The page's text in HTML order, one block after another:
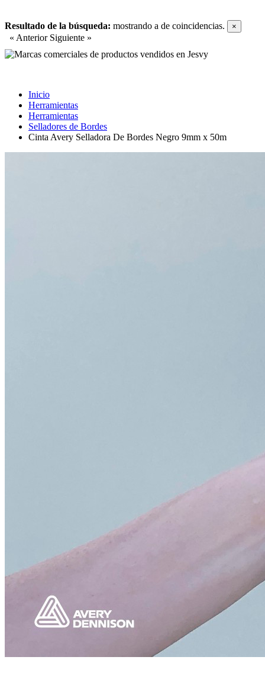
Resultado de la búsqueda: mostrando a de coincidencias. ×
« Anterior Siguiente »
Inicio
Herramientas
Herramientas
Selladores de Bordes
Cinta Avery Selladora De Bordes Negro 9mm x 50m